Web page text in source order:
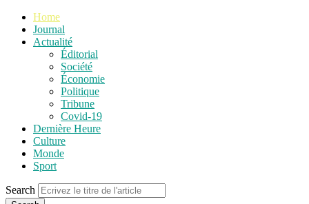
Home
Journal
Actualité
Éditorial
Société
Économie
Politique
Tribune
Covid-19
Dernière Heure
Culture
Monde
Sport
Search